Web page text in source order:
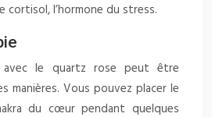
cortisol, l’hormone du stress.
avec le quartz rose peut être
manières. Vous pouvez placer le
du cœur pendant quelques